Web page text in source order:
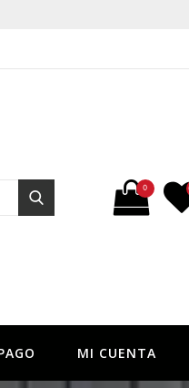
Buscar por:
Buscar
0
MI CUENTA